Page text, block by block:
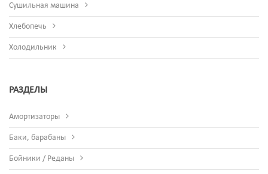
Сушильная машина
Хлебопечь
Холодильник
РАЗДЕЛЫ
Амортизаторы
Баки, барабаны
Бойники / Реданы